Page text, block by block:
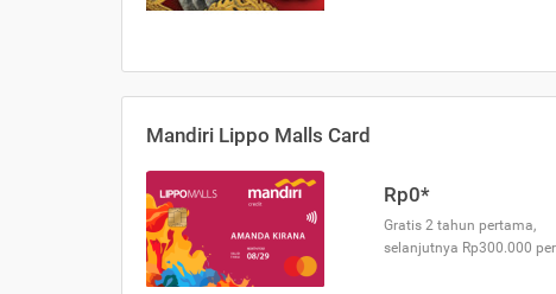
Mandiri Lippo Malls Card
Rp0*
Gratis 2 tahun pertama,
selanjutnya Rp300.000